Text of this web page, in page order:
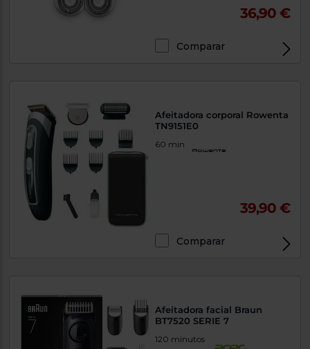
36,90 €
Comparar
Afeitadora corporal Rowenta
TN9151E0
60 min
39,90 €
Comparar
Afeitadora facial Braun
BT7520 SERIE 7
120 minutos